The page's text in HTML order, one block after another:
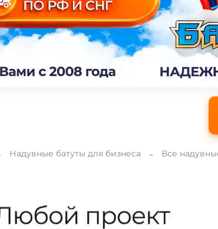
Надувные батуты для бизнеса Все